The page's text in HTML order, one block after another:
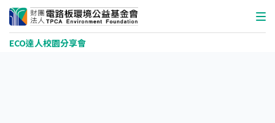
ECO達人校園分享會